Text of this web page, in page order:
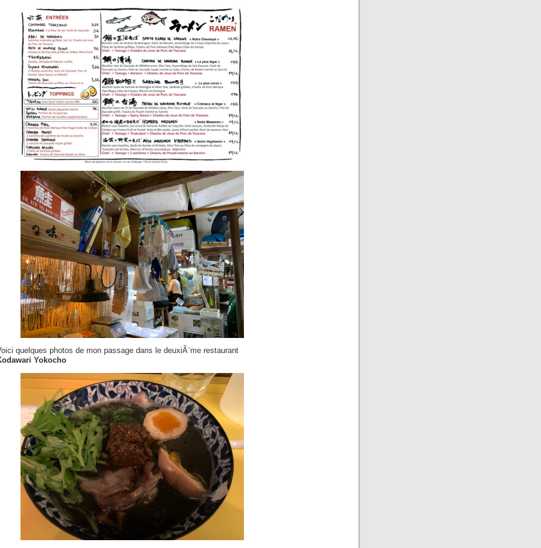
quelques photos de mon passage dans le deuxiÃ¨me restaurant
Yokocho